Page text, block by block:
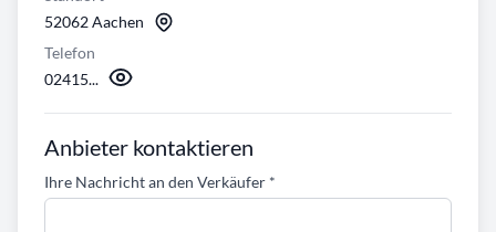
52062 Aachen
Telefon
02415...
Anbieter kontaktieren
Ihre Nachricht an den Verkäufer *